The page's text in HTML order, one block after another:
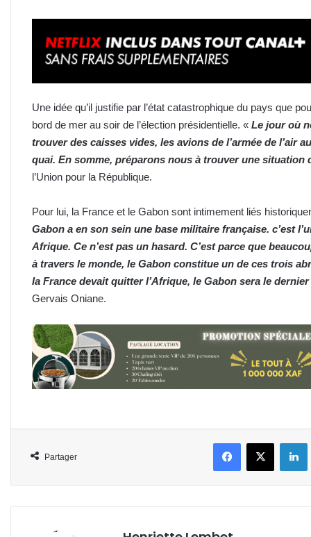
Une idée qu’il justifie par l’état catastrophique du pays que
bord de mer au soir de l’élection présidentielle. « Le jour où
trouver des caisses vides, les avions de l’armée de l’air
quai. En somme, préparons nous à trouver une
l’Union pour la République.
Pour lui, la France et le Gabon sont intimement liés
Gabon a en son sein une base militaire française. c’est
Afrique. Ce n’est pas un hasard. C’est parce que
à travers le monde, le Gabon constitue un de ces trois
la France devait quitter l’Afrique, le Gabon sera le
Gervais Oniane.
Partager
FacebookX